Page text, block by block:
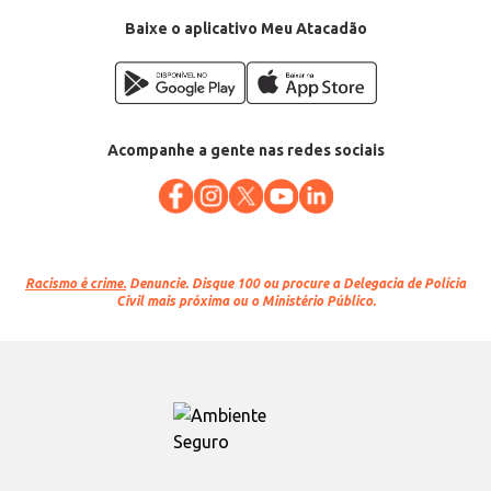
Baixe o aplicativo Meu Atacadão
Acompanhe a gente nas redes sociais
Racismo é crime. Denuncie. Disque 100 ou procure a Delegacia de Polícia
Civil mais próxima ou o Ministério Público.